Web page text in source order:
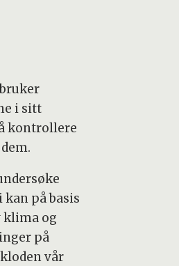
i sitt
kontrollere
kan på basis
klima og
på
vår